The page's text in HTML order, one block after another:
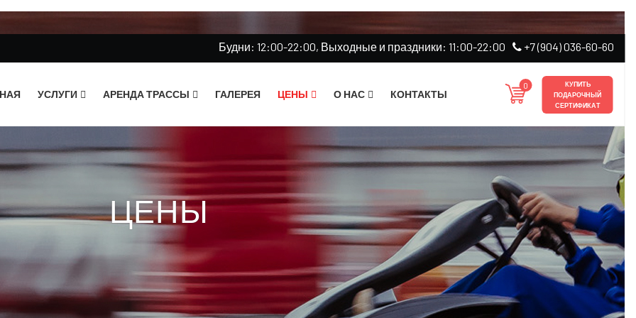
Будни: 12:00-22:00, Выходные и праздники: 11:00-22:00 +7 (904) 036-60-60
УСЛУГИ АРЕНДА ТРАССЫ
Ваша идея праздника
Дни рождения
Прокатный картинг
ГАЛЕРЕЯ ЦЕНЫ
Подарочные сертификаты
О НАС
Правила клуба
Автопарк
КОНТАКТЫ
0
КУПИТЬ
ПОДАРОЧНЫЙ
СЕРТИФИКАТ
ЦЕНЫ